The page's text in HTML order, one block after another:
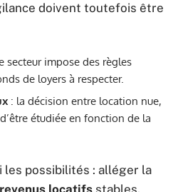
doivent toutefois être
secteur impose des règles
de loyers à respecter.
: la décision entre location nue,
étudiée en fonction de la
les possibilités : alléger la
revenus locatifs stables,